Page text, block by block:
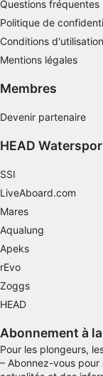
Questions fréquentes
Politique de
Conditions d'utilisation
Mentions légales
Membres
Devenir partenaire
HEAD
SSI
LiveAboard.com
Mares
Aqualung
Apeks
rEvo
Zoggs
HEAD
Abonnement à
Pour les plongeurs,
– Abonnez-vous
informations
Finalités de traitement
La publicité